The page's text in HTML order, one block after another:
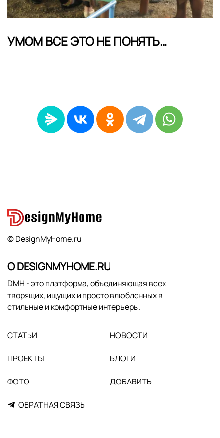
УМОМ ВСЕ ЭТО НЕ ПОНЯТЬ…
© DesignMyHome.ru
О DESIGNMYHOME.RU
DMH - это платформа, объединяющая всех
творящих, ищущих и просто влюбленных в
стильные и комфортные интерьеры.
СТАТЬИ НОВОСТИ
ПРОЕКТЫ БЛОГИ
ФОТО ДОБАВИТЬ
ОБРАТНАЯ СВЯЗЬ